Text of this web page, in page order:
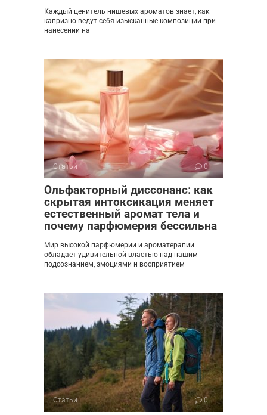
Каждый ценитель нишевых ароматов знает, как
капризно ведут себя изысканные композиции при
нанесении на
Статьи 0
Ольфакторный диссонанс: как
скрытая интоксикация меняет
естественный аромат тела и
почему парфюмерия бессильна
Мир высокой парфюмерии и ароматерапии
обладает удивительной властью над нашим
подсознанием, эмоциями и восприятием
Статьи 0